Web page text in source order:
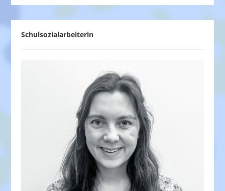
Schulsozialarbeiterin